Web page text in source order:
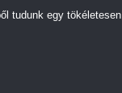
tudunk egy tökéletesen